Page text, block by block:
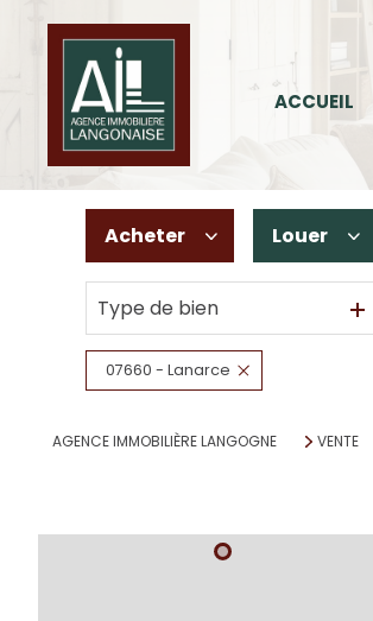
ACCUEIL
Acheter
De l'ancien
De l'immo pro
Louer
à l'année
Type de bien
07660 - Lanarce
AGENCE IMMOBILIÈRE LANGOGNE VENTE
2